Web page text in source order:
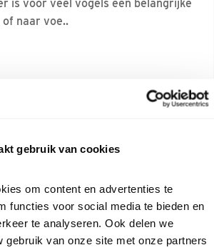
gebruik van cookies
om content en advertenties te
functies voor social media te bieden en
te analyseren. Ook delen we
gebruik van onze site met onze partners
is voor veel vogels een belangrijke
naar voe..
blijven?